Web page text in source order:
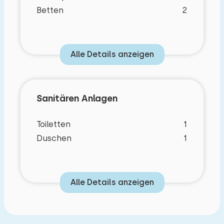
Betten
2
Alle Details anzeigen
Sanitären Anlagen
Toiletten
1
Duschen
1
Alle Details anzeigen